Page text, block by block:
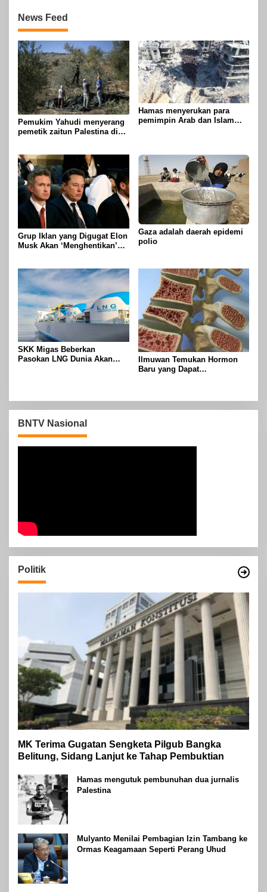
News Feed
Pemukim Yahudi menyerang
pemetik zaitun Palestina di
Hamas menyerukan para
pemimpin Arab dan Islam
Grup Iklan yang Digugat Elon
Musk Akan ‘Menghentikan’
Gaza adalah daerah epidemi
polio
SKK Migas Beberkan
Pasokan LNG Dunia Akan
Ilmuwan Temukan Hormon
Baru yang Dapat
BNTV Nasional
Politik
MK Terima Gugatan Sengketa Pilgub Bangka
Belitung, Sidang Lanjut ke Tahap Pembuktian
Hamas mengutuk pembunuhan dua jurnalis
Palestina
Mulyanto Menilai Pembagian Izin Tambang ke
Ormas Keagamaan Seperti Perang Uhud